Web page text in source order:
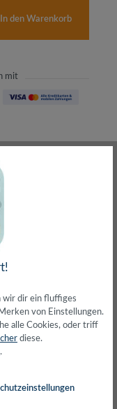
In den Warenkorb
mit
PVCFlachkabel,
wir dir ein fluffiges
von Einstellungen.
alle Cookies, oder triff
diese.
.